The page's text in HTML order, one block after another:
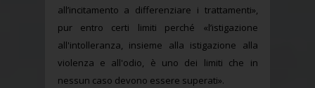
all’incitamento a differenziare i trattamenti»,
pur entro certi limiti perché «l’istigazione
all'intolleranza, insieme alla istigazione alla
violenza e all'odio, è uno dei limiti che in
nessun caso devono essere superati».